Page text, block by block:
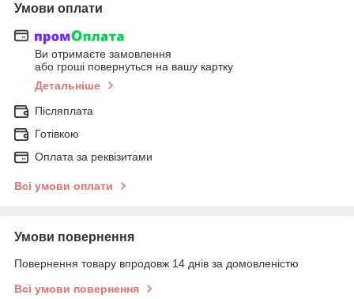
Умови оплати
Ви отримаєте замовлення
або гроші повернуться на вашу картку
Детальніше
Післяплата
Готівкою
Оплата за реквізитами
Всі умови оплати
Умови повернення
Повернення товару впродовж 14 днів за домовленістю
Всі умови повернення